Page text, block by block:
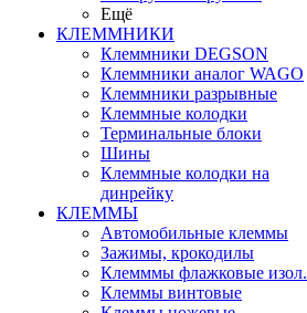
Ещё
КЛЕММНИКИ
Клеммники DEGSON
Клеммники аналог WAGO
Клеммники разрывные
Клеммные колодки
Терминальные блоки
Шины
Клеммные колодки на
динрейку
КЛЕММЫ
Автомобильные клеммы
Зажимы, крокодилы
Клемммы флажковые изол.
Клеммы винтовые